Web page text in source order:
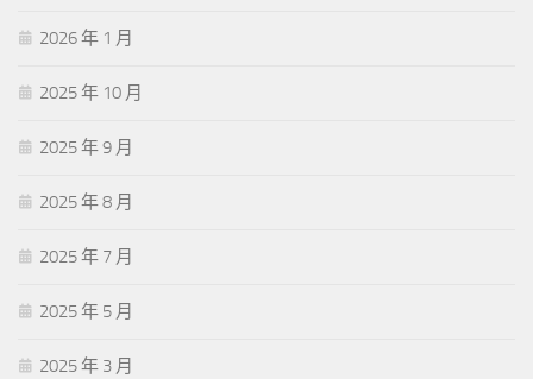
2026 年 1 月
2025 年 10 月
2025 年 9 月
2025 年 8 月
2025 年 7 月
2025 年 5 月
2025 年 3 月